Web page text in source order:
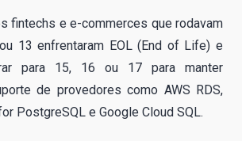
fintechs e e-commerces que rodavam
13 enfrentaram EOL (End of Life) e
para 15, 16 ou 17 para manter
de provedores como AWS RDS,
PostgreSQL e Google Cloud SQL.